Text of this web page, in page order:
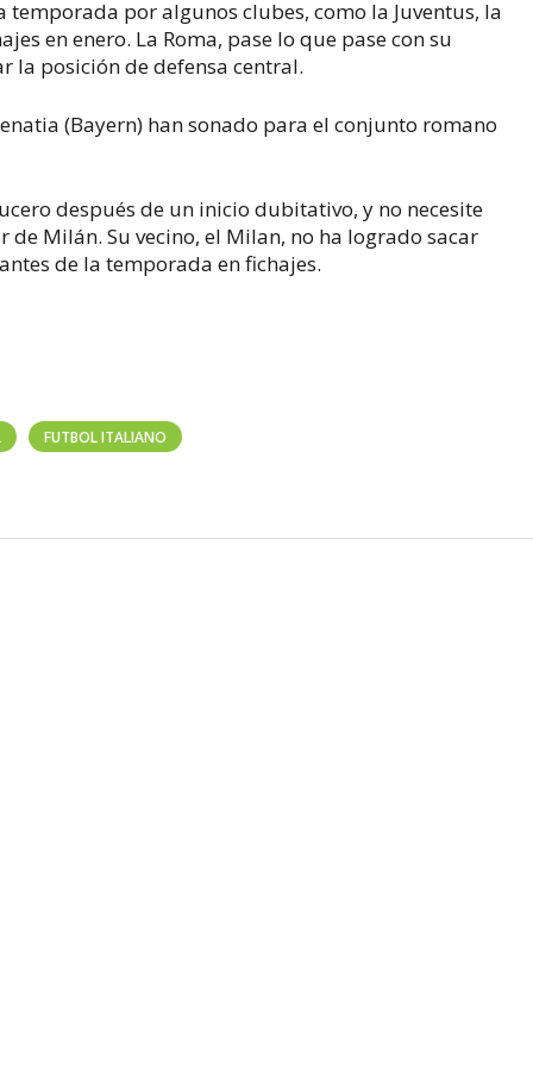
por algunos clubes, como la Juventus, la
en enero. La Roma, pase lo que pase con su
la posición de defensa central.
(Bayern) han sonado para el conjunto romano
después de un inicio dubitativo, y no necesite
Milán. Su vecino, el Milan, no ha logrado sacar
de la temporada en fichajes.
FUTBOL ITALIANO